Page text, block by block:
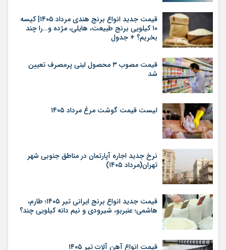
قیمت جدید انواع برنج هندی مرداد ۱۴۰۵| کیسه
۱۰ کیلویی برنج طبیعت، هایلی، مژده و…را چند
بخریم؟ + جدول
قیمت مصوب ۳ محصول لبنی پرمصرف تعیین
شد
لیست قیمت گوشت مرغ مرداد ۱۴۰۵
نرخ جدید اجاره آپارتمان در مناطق جنوبی شهر
تهران(مرداد ۱۴۰۵)
قیمت جدید انواع برنج ایرانی تیر ۱۴۰۵؛ طارم،
هاشمی؛ عنبربو، شیرودی و نیم دانه کیلویی چند؟
قیمت انواع آهن آلات تیر ۱۴۰۵